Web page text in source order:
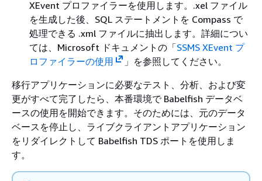
XEvent プロファイラーを使用します。.xel ファイル
を生成した後、SQL ステートメントを Compass で
処理できる .xml ファイルに抽出します。詳細につい
ては、Microsoft ドキュメントの「SSMS XEvent プ
ロファイラーの使用
」を参照してください。
移行アプリケーションに必要なテスト、分析、および変
更がすべて完了したら、本番環境で Babelfish データベ
ースの使用を開始できます。そのためには、元のデータ
ベースを停止し、ライブクライアントアプリケーション
をリダイレクトして Babelfish TDS ポートを使用しま
す。